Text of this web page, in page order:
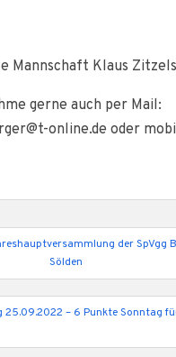
Mannschaft Klaus
gerne auch per Mail:
online.de oder
der SpVgg
Sölden
25.09.2022 – 6 Punkte Sonntag